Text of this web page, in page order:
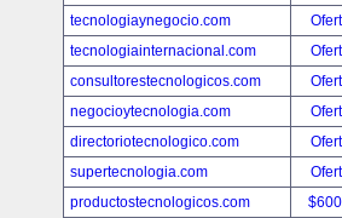
tecnologiaynegocio.com
tecnologiainternacional.com
consultorestecnologicos.com
negocioytecnologia.com
directoriotecnologico.com
supertecnologia.com
productostecnologicos.com